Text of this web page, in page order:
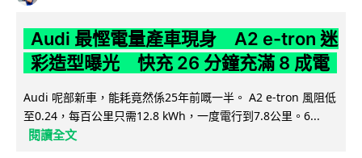
Audi 最慳電量產車現身 A2 e-tron 迷
彩造型曝光 快充 26 分鐘充滿 8 成電
Audi 呢部新車，能耗竟然係25年前嘅一半。 A2 e-tron 風阻低
至0.24，每百公里只需12.8 kWh，一度電行到7.8公里。6...
閱讀全文